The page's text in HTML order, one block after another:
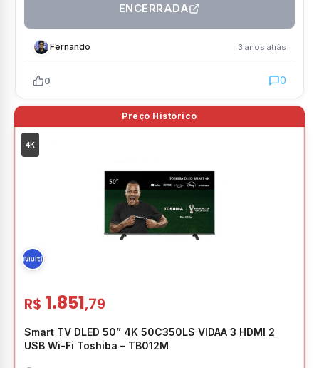
ENCERRADA
Fernando 3 anos atrás
0 0
4K
R$ 1.851,79
Smart TV DLED 50” 4K 50C350LS VIDAA 3 HDMI 2
USB Wi-Fi Toshiba – TB012M